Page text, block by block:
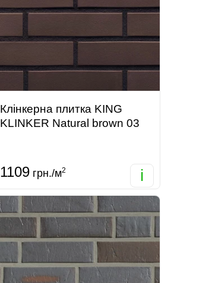
Клінкерна плитка KING
KLINKER Natural brown 03
1109грн./м2 i